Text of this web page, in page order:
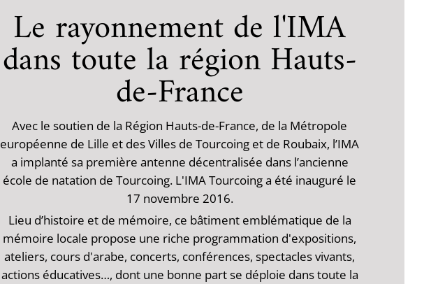
Le rayonnement de l'IMA
dans toute la région Hauts-
de-France
Avec le soutien de la Région Hauts-de-France, de la Métropole
européenne de Lille et des Villes de Tourcoing et de Roubaix, l’IMA
a implanté sa première antenne décentralisée dans l’ancienne
école de natation de Tourcoing. L'IMA Tourcoing a été inauguré le
17 novembre 2016.
Lieu d’histoire et de mémoire, ce bâtiment emblématique de la
mémoire locale propose une riche programmation d'expositions,
ateliers, cours d'arabe, concerts, conférences, spectacles vivants,
actions éducatives…, dont une bonne part se déploie dans toute la